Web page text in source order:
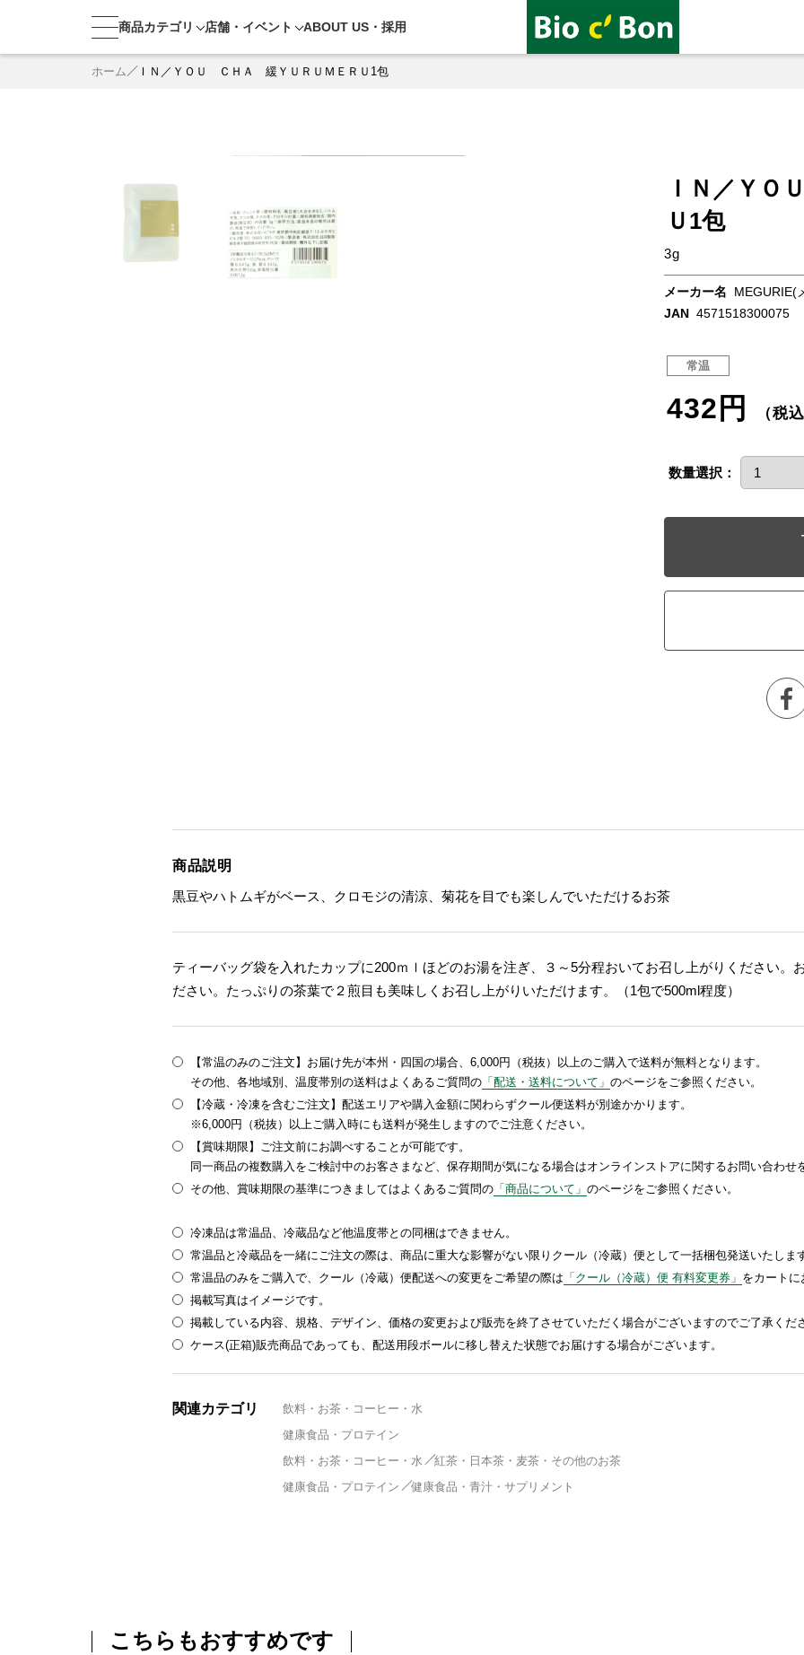
商品カテゴリ 店舗・ イベント ABOUT US・ 採用
ホーム ＩＮ／ＹＯＵ ＣＨＡ 緩ＹＵＲＵＭＥＲＵ1包
ＩＮ／Ｙ
Ｕ1包
3g
メーカー名
MEGURIE(
JAN 4571518300075
常温
432円 （税
数量選択：
商品説明
黒豆やハトムギがベース、クロモジの清涼、菊花を目でも楽しんでいただけるお茶
ティーバッグ袋を入れたカップに200ｍｌほどのお湯を注ぎ、３～5分程おいてお召し上がりください。
ださい。たっぷりの茶葉で２煎目も美味しくお召し上がりいただけます。（1包で500ml程度）
【常温のみのご注文】お届け先が本州・四国の場合、6,000円（税抜）以上のご購入で送料が無料となります。
その他、各地域別、温度帯別の送料はよくあるご質問の 「配送・送料について」 のページをご参照ください。
【冷蔵・冷凍を含むご注文】配送エリアや購入金額に関わらずクール便送料が別途かかります。
※6,000円（税抜）以上ご購入時にも送料が発生しますのでご注意ください。
【賞味期限】ご注文前にお調べすることが可能です。
同一商品の複数購入をご検討中のお客さまなど、保存期間が気になる場合はオンラインストアに関するお問い合わせ
その他、賞味期限の基準につきましてはよくあるご質問の 「商品について」 のページをご参照ください。
冷凍品は常温品、冷蔵品など他温度帯との同梱はできません。
常温品と冷蔵品を一緒にご注文の際は、商品に重大な影響がない限りクール（冷蔵）便として一括梱包発送いたしま
常温品のみをご購入で、クール（冷蔵）便配送への変更をご希望の際は 「クール（冷蔵）便 有料変更券」 をカート
掲載写真はイメージです。
掲載している内容、規格、デザイン、価格の変更および販売を終了させていただく場合がございますのでご了承くだ
ケース(正箱)販売商品であっても、配送用段ボールに移し替えた状態でお届けする場合がございます。
関連カテゴリ
飲料・お茶・コーヒー・水
健康食品・プロテイン
飲料・お茶・コーヒー・水
紅茶・日本茶・麦茶・その他のお茶
健康食品・プロテイン
健康食品・青汁・サプリメント
こちらもおすすめです